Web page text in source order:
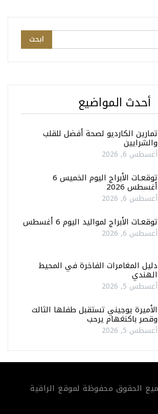
أحدث المواضيع
تمارين الكارديو لصحة أفضل للقلب
والشرايين
أغسطس 6, 2026
توقعـات الأبراج اليوم الخميس 6
أغسطس 2026
أغسطس 6, 2026
توقعـات الأبراج لمواليد اليوم 6 أغسطس
أغسطس 6, 2026
دليل المغامرات الفاخرة في المحيط
الهندي
أغسطس 5, 2026
الأميرة يوجيني تستقبل طفلها الثالث
وقصر باكنغهام يرحب
أغسطس 5, 2026